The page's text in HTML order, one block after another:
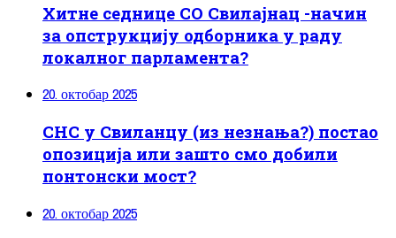
Хитне седнице СО Свилајнац -начин
за опструкцију одборника у раду
локалног парламента?
20. октобар 2025
СНС у Свиланцу (из незнања?) постао
опозиција или зашто смо добили
понтонски мост?
20. октобар 2025